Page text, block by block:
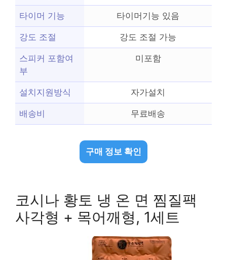
타이머 기능 타이머기능 있음
강도 조절 강도 조절 가능
스피커 포함여
부
미포함
설치지원방식 자가설치
배송비 무료배송
구매 정보 확인
코시나 황토 냉 온 면 찜질팩
사각형 + 목어깨형, 1세트